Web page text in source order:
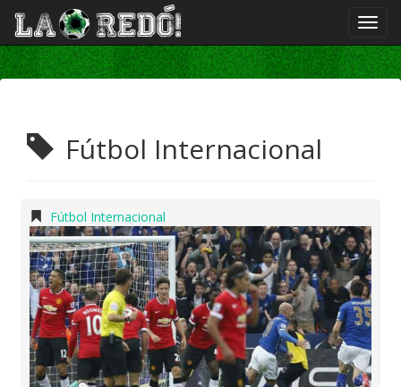
Fútbol Internacional
Fútbol Internacional